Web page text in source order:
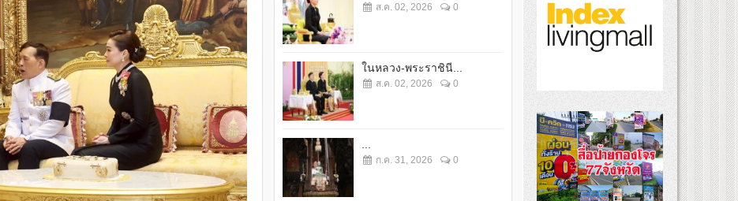
ส.ค. 02, 2026 0
ในหลวง-พระราชินี...
ส.ค. 02, 2026 0
ก.ค. 31, 2026 0